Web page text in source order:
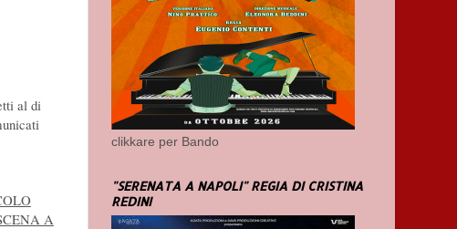
al di
A
clikkare per Bando
"SERENATA A NAPOLI" REGIA DI CRISTINA
REDINI